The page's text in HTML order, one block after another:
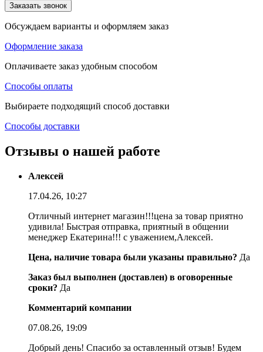
Заказать звонок
Обсуждаем варианты и оформляем заказ
Оформление заказа
Оплачиваете заказ удобным способом
Способы оплаты
Выбираете подходящий способ доставки
Способы доставки
Отзывы о нашей работе
Алексей
17.04.26, 10:27
Отличный интернет магазин!!!цена за товар приятно
удивила! Быстрая отправка, приятный в общении
менеджер Екатерина!!! с уважением,Алексей.
Цена, наличие товара были указаны правильно? Да
Заказ был выполнен (доставлен) в оговоренные
сроки? Да
Комментарий компании
07.08.26, 19:09
Добрый день! Спасибо за оставленный отзыв! Будем